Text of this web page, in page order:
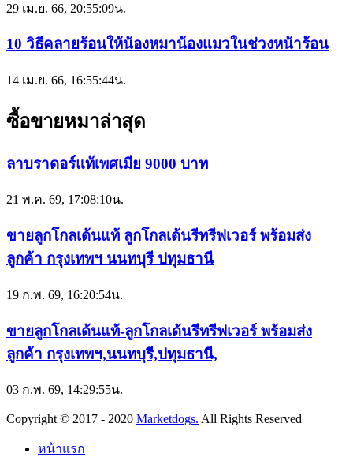
29 เม.ย. 66, 20:55:09น.
10 วิธีคลายร้อนให้น้องหมาน้องแมวในช่วงหน้าร้อน
14 เม.ย. 66, 16:55:44น.
ซื้อขายหมาล่าสุด
ลาบราดอร์แท้เพศเมีย 9000 บาท
21 พ.ค. 69, 17:08:10น.
ขายลูกโกลเด้นแท้ ลูกโกลเด้นรีทรีฟเวอร์ พร้อมส่ง
ลูกค้า กรุงเทพฯ นนทบุรี ปทุมธานี
19 ก.พ. 69, 16:20:54น.
ขายลูกโกลเด้นแท้-ลูกโกลเด้นรีทรีฟเวอร์ พร้อมส่ง
ลูกค้า กรุงเทพฯ,นนทบุรี,ปทุมธานี,
03 ก.พ. 69, 14:29:55น.
Copyright © 2017 - 2020 Marketdogs. All Rights Reserved
หน้าแรก